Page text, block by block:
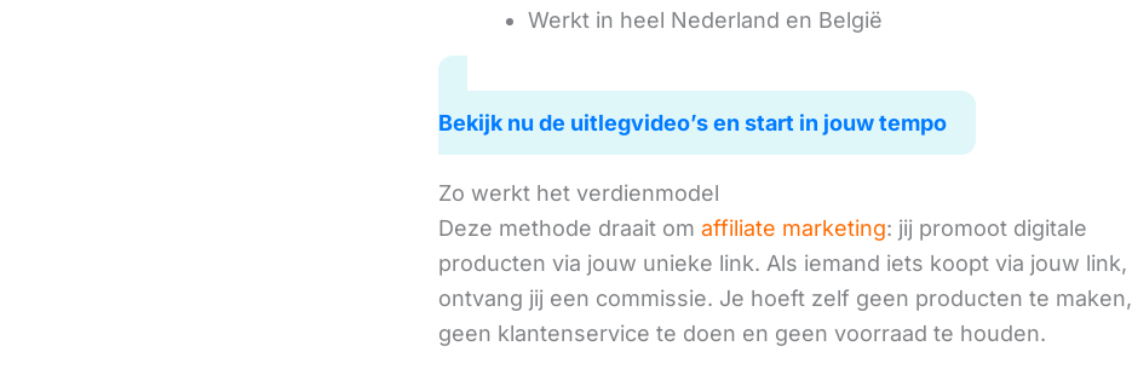
Werkt in heel Nederland en België
Bekijk nu de uitlegvideo’s en start in jouw tempo
Zo werkt het verdienmodel
Deze methode draait om affiliate marketing: jij promoot digitale
producten via jouw unieke link. Als iemand iets koopt via jouw link,
ontvang jij een commissie. Je hoeft zelf geen producten te maken,
geen klantenservice te doen en geen voorraad te houden.